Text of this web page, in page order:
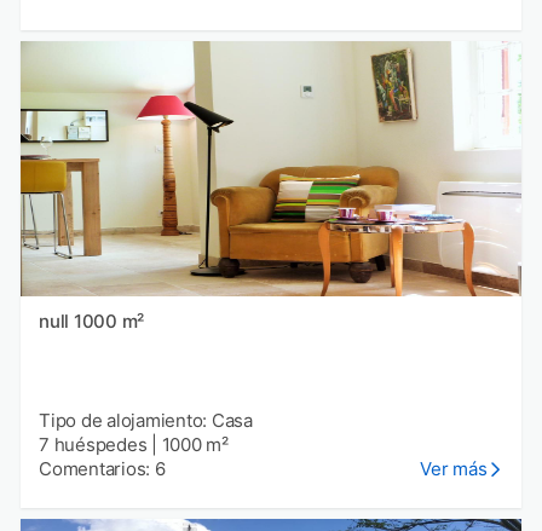
null 1000 m²
Tipo de alojamiento: Casa
7 huéspedes
1000 m²
Comentarios: 6
Ver más